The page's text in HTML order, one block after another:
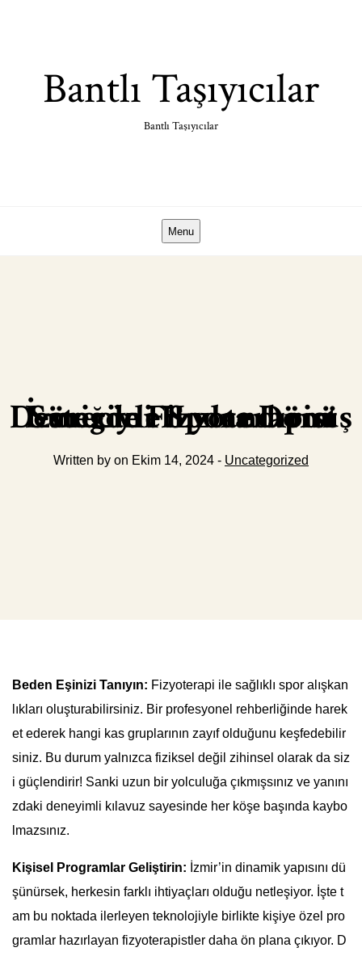
Bantlı Taşıyıcılar
Bantlı Taşıyıcılar
Menu
İzmirde Fizyoterapist Desteğiyle Spora Dönüş Sürecini Hızlandırın
Written by on Ekim 14, 2024 - Uncategorized
Beden Eşinizi Tanıyın: Fizyoterapi ile sağlıklı spor alışkan
lıkları oluşturabilirsiniz. Bir profesyonel rehberliğinde harek
et ederek hangi kas gruplarının zayıf olduğunu keşfedebilir
siniz. Bu durum yalnızca fiziksel değil zihinsel olarak da siz
i güçlendirir! Sanki uzun bir yolculuğa çıkmışsınız ve yanını
zdaki deneyimli kılavuz sayesinde her köşe başında kaybo
lmazsınız.
Kişisel Programlar Geliştirin: İzmir’in dinamik yapısını dü
şünürsek, herkesin farklı ihtiyaçları olduğu netleşiyor. İşte t
am bu noktada ilerleyen teknolojiyle birlikte kişiye özel pro
gramlar hazırlayan fizyoterapistler daha ön plana çıkıyor. D